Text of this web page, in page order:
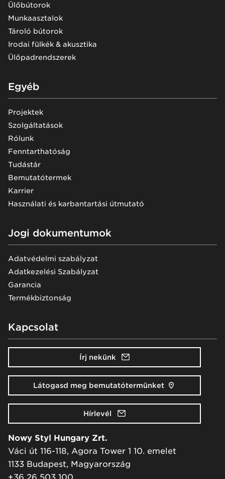
Ülőbútorok
Munkaasztalok
Tároló bútorok
Irodai fülkék & akusztika
Ülőpadrendszerek
Egyéb
Projektek
Szolgáltatások
Rólunk
Fenntarthatóság
Tudástár
Bemutatótermek
Karrier
Használati és karbantartási útmutató
Jogi dokumentumok
Adatvédelmi szabályzat
Adatkezelési Szabályzat
Garancia
Termékbiztonság
Kapcsolat
Írj nekünk
Látogasd meg bemutatótermünket
Hírlevél
Nowy Styl Hungary Zrt.
Váci út 116-118, Agora Tower 1 10. emelet
1133 Budapest, Magyarország